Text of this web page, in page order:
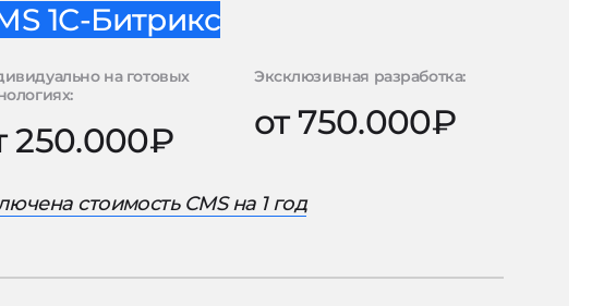
1С-Битрикс
на готовых
250.000₽
Эксклюзивная разработка:
от 750.000₽
стоимость CMS на 1 год